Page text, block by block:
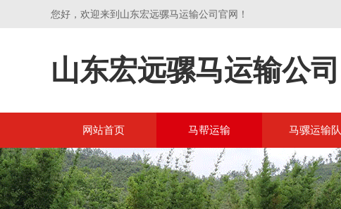
您好，欢迎来到山东宏远骡马运输公司官网！
山东宏远骡马运输公司
网站首页 马帮运输 马骡运输队